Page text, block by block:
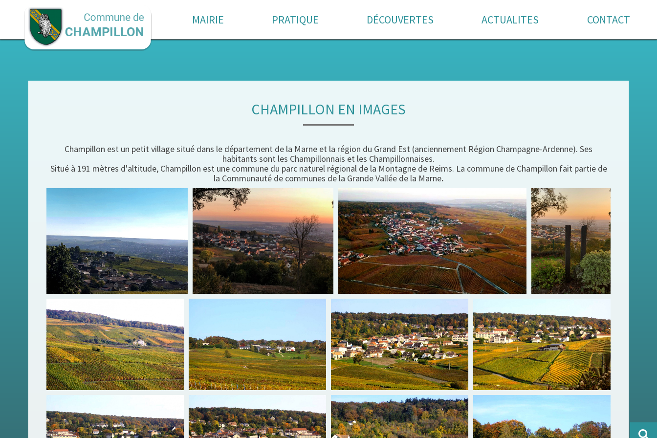
MAIRIE PRATIQUE DÉCOUVERTES ACTUALITES CONTACT
CHAMPILLON EN IMAGES
Champillon est un petit village situé dans le département de la Marne et la région du Grand Est (anciennement Région Champagne-Ardenne). Ses
habitants sont les Champillonnais et les Champillonnaises.
Situé à 191 mètres d'altitude, Champillon est une commune du parc naturel régional de la Montagne de Reims. La commune de Champillon fait partie de
la Communauté de communes de la Grande Vallée de la Marne.